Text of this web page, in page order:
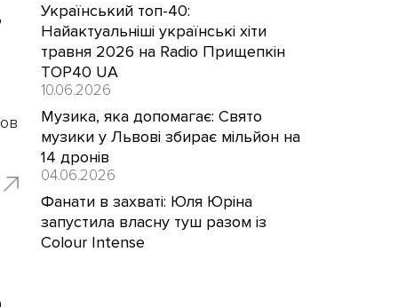
Український топ-40:
Найактуальніші українські хіти
травня 2026 на Radio Прищепкін
TOP40 UA
10.06.2026
Музика, яка допомагає: Свято
музики у Львові збирає мільйон на
14 дронів
04.06.2026
Фанати в захваті: Юля Юріна
запустила власну туш разом із
Colour Intense